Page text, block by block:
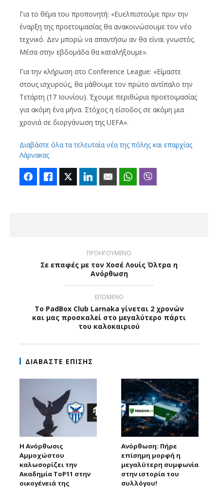
Για το θέμα του προπονητή: «Ευελπιστούμε πριν την
έναρξη της προετοιμασίας θα ανακοινώσουμε τον νέο
τεχνικό. Δεν μπορώ να απαντήσω αν θα είναι γνωστός.
Μέσα στην εβδομάδα θα καταλήξουμε».
Για την κλήρωση στο Conference League: «Είμαστε
στους ισχυρούς, θα μάθουμε τον πρώτο αντίπαλο την
Τετάρτη (17 Ιουνίου). Έχουμε περιθώρια προετοιμασίας
για ακόμη ένα μήνα. Στόχος η είσοδος σε ακόμη μια
χρονιά σε διοργάνωση της UEFA».
Διαβάστε όλα τα τελευταία νέα της πόλης και επαρχίας
Λάρνακας
FacebookLike Twitter LinkedIn Email WhatsApp
ΠΡΟΗΓΟΥΜΕΝΟ
Σε επαφές με τον Χοσέ Λουίς Όλτρα η
Ανόρθωση
ΕΠΟΜΕΝΟ
Το PadBox Club Larnaka γίνεται 2 χρονών
και μας προσκαλεί στο μεγαλύτερο πάρτι
του καλοκαιριού
ΔΙΑΒΑΣΤΕ ΕΠΙΣΗΣ
Η Ανόρθωσις
Αμμοχώστου
καλωσορίζει την
Ακαδημία ToP11 στην
οικογένειά της
Ανόρθωση: Πήρε
επίσημη μορφή η
μεγαλύτερη συμφωνία
στην ιστορία του
συλλόγου!